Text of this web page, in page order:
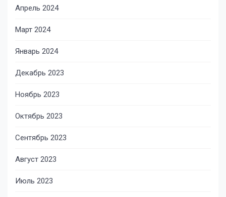
Апрель 2024
Март 2024
Январь 2024
Декабрь 2023
Ноябрь 2023
Октябрь 2023
Сентябрь 2023
Август 2023
Июль 2023